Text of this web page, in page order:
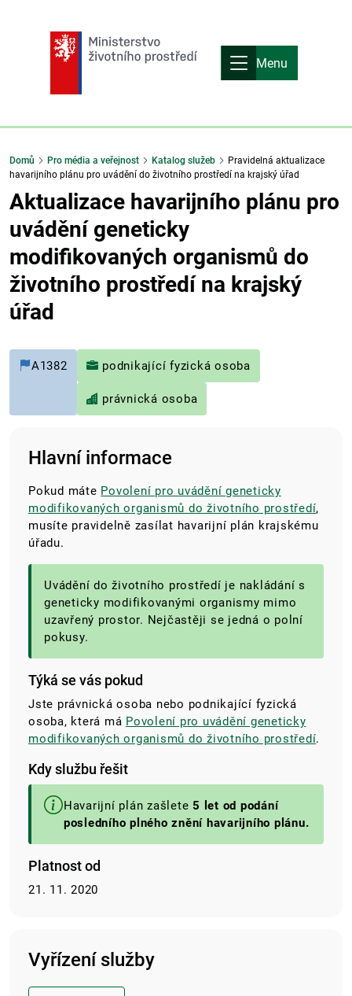
Menu
Domů Pro média a veřejnost Katalog služeb
Pravidelná aktualizace
havarijního plánu pro uvádění do životního prostředí na krajský úřad
Aktualizace havarijního plánu pro
uvádění geneticky
modifikovaných organismů do
životního prostředí na krajský
úřad
A1382 podnikající fyzická osoba
právnická osoba
Hlavní informace
Pokud máte Povolení pro uvádění geneticky
modifikovaných organismů do životního prostředí,
musíte pravidelně zasílat havarijní plán krajskému
úřadu.
Uvádění do životního prostředí je nakládání s
geneticky modifikovanými organismy mimo
uzavřený prostor. Nejčastěji se jedná o polní
pokusy.
Týká se vás pokud
Jste právnická osoba nebo podnikající fyzická
osoba, která má Povolení pro uvádění geneticky
modifikovaných organismů do životního prostředí.
Kdy službu řešit
Havarijní plán zašlete 5 let od podání
posledního plného znění havarijního plánu.
Platnost od
21. 11. 2020
Vyřízení služby